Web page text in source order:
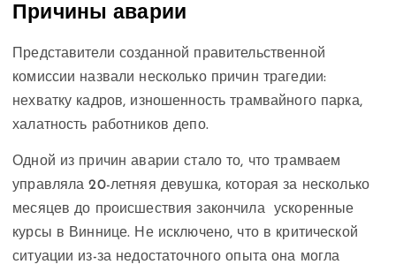
Причины аварии
Представители созданной правительственной
комиссии назвали несколько причин трагедии:
нехватку кадров, изношенность трамвайного парка,
халатность работников депо.
Одной из причин аварии стало то, что трамваем
управляла 20-летняя девушка, которая за несколько
месяцев до происшествия закончила ускоренные
курсы в Виннице. Не исключено, что в критической
ситуации из-за недостаточного опыта она могла